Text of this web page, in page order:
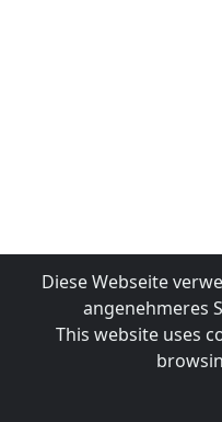
Diese Webseite
angenehmeres
This website uses